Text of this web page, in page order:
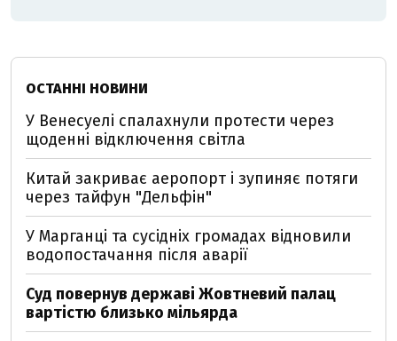
ОСТАННІ НОВИНИ
У Венесуелі спалахнули протести через
щоденні відключення світла
Китай закриває аеропорт і зупиняє потяги
через тайфун "Дельфін"
У Марганці та сусідніх громадах відновили
водопостачання після аварії
Суд повернув державі Жовтневий палац
вартістю близько мільярда